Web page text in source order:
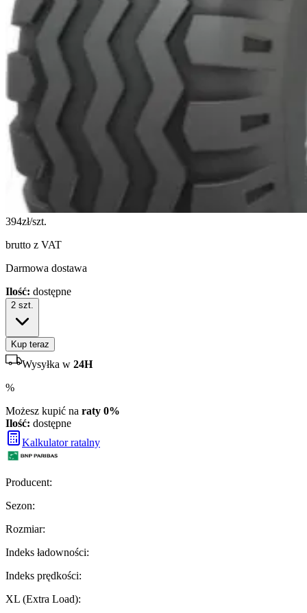
394zł/szt.
brutto z VAT
Darmowa dostawa
Ilość: dostępne
2 szt.
Kup teraz
Wysyłka w 24H
%
Możesz kupić na raty 0%
Ilość: dostępne
Kalkulator ratalny
Producent:
Sezon:
Rozmiar:
Indeks ładowności:
Indeks prędkości:
XL (Extra Load):